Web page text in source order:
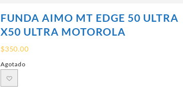
FUNDA AIMO MT EDGE 50 ULTRA
X50 ULTRA MOTOROLA
$350.00
Agotado